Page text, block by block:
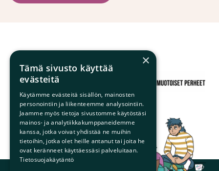
Perhesuhdekeskus
Avautuu uuteen ikkunaan
Seta
Avautuu uuteen ikkunaanMonimuotoiset perheet
Avautuu uuteen
×
Tämä sivusto käyttää
evästeitä
Käytämme evästeitä sisällön, mainosten
personointiin ja liikenteemme analysointiin.
Jaamme myös tietoja sivustomme käytöstäsi
mainos- ja analytiikkakumppaneidemme
kanssa, jotka voivat yhdistää ne muihin
tietoihin, jotka olet heille antanut tai joita he
ovat keränneet käyttäessäsi palveluitaan.
Tietosuojakäytäntö